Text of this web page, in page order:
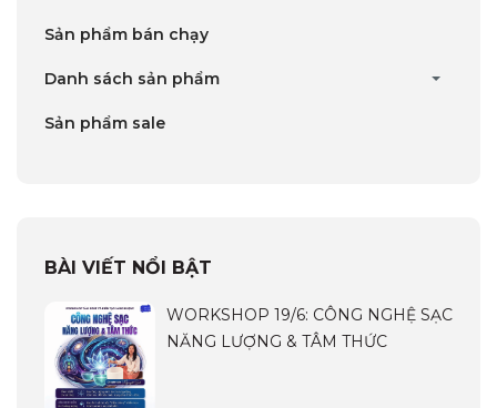
Sản phẩm bán chạy
Danh sách sản phẩm
Sản phẩm sale
BÀI VIẾT NỔI BẬT
WORKSHOP 19/6: CÔNG NGHỆ SẠC
NĂNG LƯỢNG & TÂM THỨC